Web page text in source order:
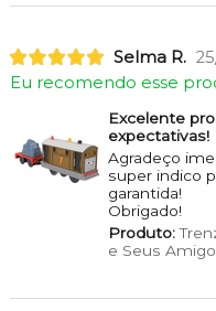
Selma R.
Eu recomendo esse
Excelente
expectativas!
Agradeço
super indico
garantida!
Obrigado!
Produto:
e Seus